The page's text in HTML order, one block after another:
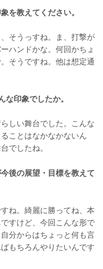
を教えてください。
うっすね。ま、打撃が
ハンドかな。何回かちょ
そうですね。他は想定通
な印象でしたか。
しい舞台でした。こんな
ことはなかなかないん
でしたね。
後の展望・目標を教えて
ね。綺麗に勝ってね、本
すけど、今回こんな形で
分からはちょっと何も言
もちろんやりたいんです